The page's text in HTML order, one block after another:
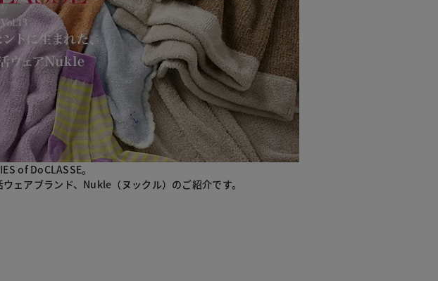
of DoCLASSE。
ェアブランド、Nukle（ヌックル）のご紹介です。